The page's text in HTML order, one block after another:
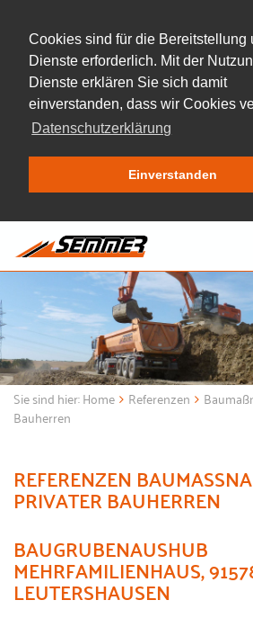
Cookies sind für die Bereitstellung
Dienste erforderlich. Mit der
Dienste erklären Sie sich damit
einverstanden, dass wir Cookies
Datenschutzerklärung
Einverstanden
Sie sind hier:Home Referenzen
Bauherren
REFERENZEN
RIVATER BAUHERREN
BAUGRUBENAUSHUB
MEHRFAMILIENHAUS,
LEUTERSHAUSEN